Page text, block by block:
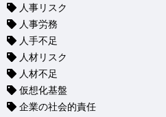
人事リスク
人事労務
人手不足
人材リスク
人材不足
仮想化基盤
企業の社会的責任